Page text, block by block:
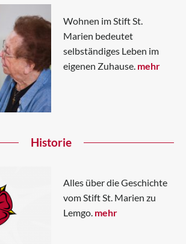
Wohnen im Stift St.
Marien bedeutet
selbständiges Leben im
eigenen Zuhause. mehr
Historie
Alles über die Geschichte
vom Stift St. Marien zu
Lemgo. mehr